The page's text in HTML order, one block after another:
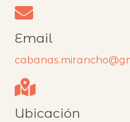
Email
Ubicación